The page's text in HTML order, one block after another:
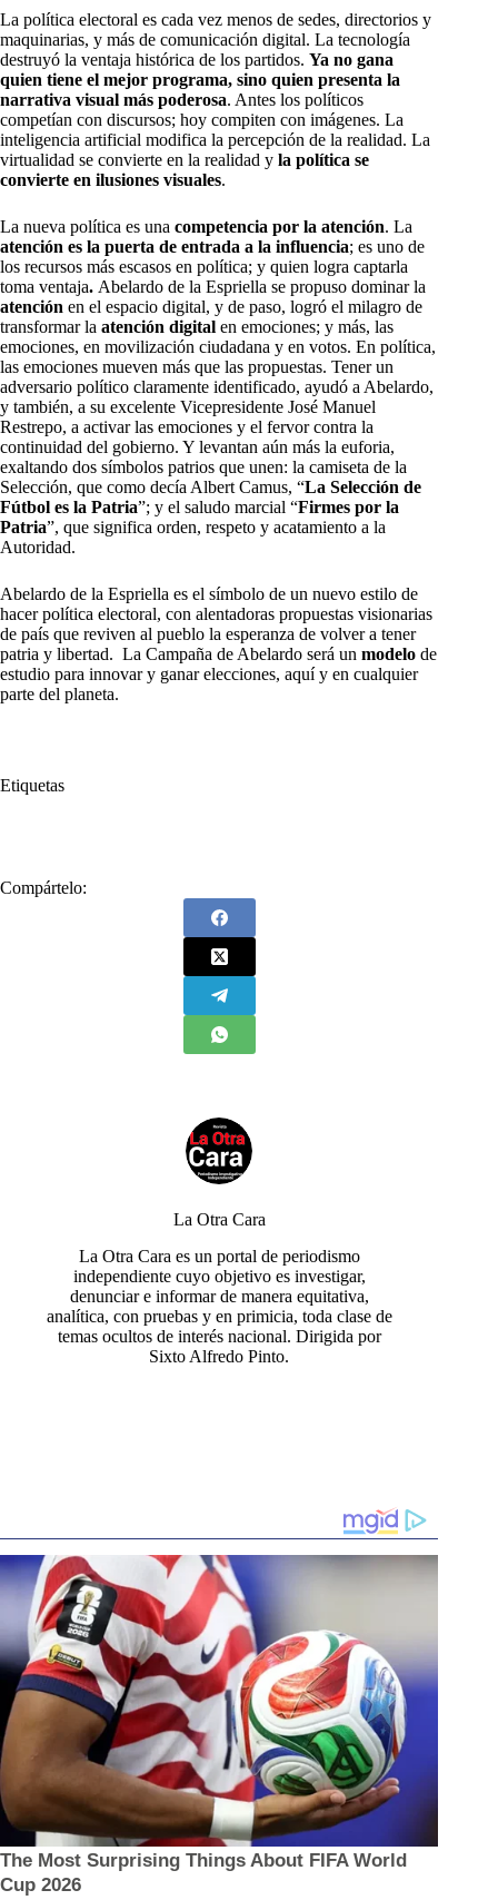
La política electoral es cada vez menos de sedes, directorios y
maquinarias, y más de comunicación digital. La tecnología
destruyó la ventaja histórica de los partidos. Ya no gana
quien tiene el mejor programa, sino quien presenta la
narrativa visual más poderosa. Antes los políticos
competían con discursos; hoy compiten con imágenes. La
inteligencia artificial modifica la percepción de la realidad. La
virtualidad se convierte en la realidad y la política se
convierte en ilusiones visuales.
La nueva política es una competencia por la atención. La
atención es la puerta de entrada a la influencia; es uno de
los recursos más escasos en política; y quien logra captarla
toma ventaja. Abelardo de la Espriella se propuso dominar la
atención en el espacio digital, y de paso, logró el milagro de
transformar la atención digital en emociones; y más, las
emociones, en movilización ciudadana y en votos. En política,
las emociones mueven más que las propuestas. Tener un
adversario político claramente identificado, ayudó a Abelardo,
y también, a su excelente Vicepresidente José Manuel
Restrepo, a activar las emociones y el fervor contra la
continuidad del gobierno. Y levantan aún más la euforia,
exaltando dos símbolos patrios que unen: la camiseta de la
Selección, que como decía Albert Camus, “La Selección de
Fútbol es la Patria”; y el saludo marcial “Firmes por la
Patria”, que significa orden, respeto y acatamiento a la
Autoridad.
Abelardo de la Espriella es el símbolo de un nuevo estilo de
hacer política electoral, con alentadoras propuestas visionarias
de país que reviven al pueblo la esperanza de volver a tener
patria y libertad. La Campaña de Abelardo será un modelo de
estudio para innovar y ganar elecciones, aquí y en cualquier
parte del planeta.
Etiquetas
Compártelo:
La Otra Cara
La Otra Cara es un portal de periodismo
independiente cuyo objetivo es investigar,
denunciar e informar de manera equitativa,
analítica, con pruebas y en primicia, toda clase de
temas ocultos de interés nacional. Dirigida por
Sixto Alfredo Pinto.